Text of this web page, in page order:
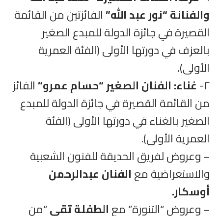
والفنانة “نور عبد الله”الفائزتين من القائمة
القصيرة في جائزة الدولة للمبدع الصغير
بالعزف في دورتها الأولى (الفئة العمرية
الأولى).
٢- غناء: الفنان الصغير “حسام عمرو”الفائز
من القائمة القصيرة في جائزة الدولة للمبدع
الصغير بالغناء في دورتها الأولى (الفئة
العمرية الأولى).
– وعروض لفريق الحديقة للفنون الشعبية
والاستعراضية معالفنان عبدالرحمن
أوسكار.
– وعروض “التنورة” معالطفلة تقى“من